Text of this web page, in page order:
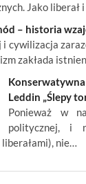
Jako
– historia
cywilizacja
zakłada
Leddin „Ślepy
Ponieważ w
politycznej, i
nie…